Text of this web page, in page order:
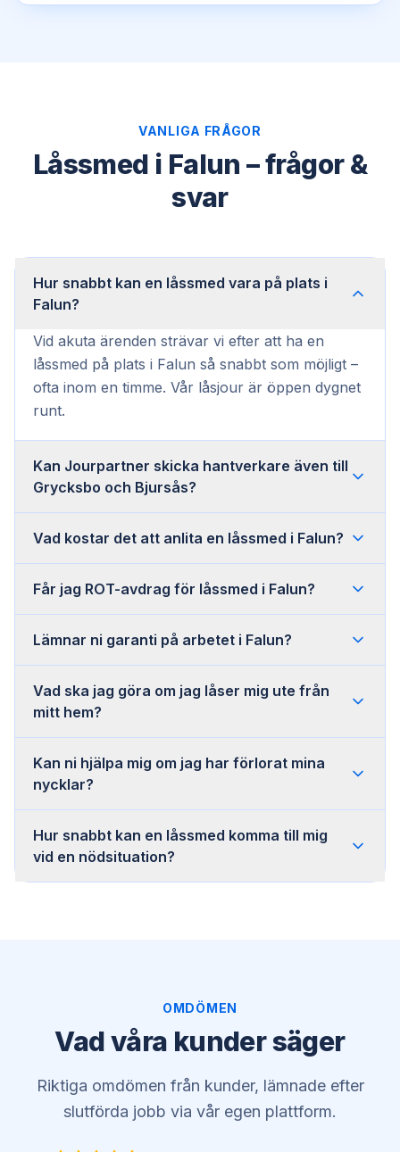
VANLIGA FRÅGOR
Låssmed i Falun – frågor &
svar
Hur snabbt kan en låssmed vara på plats i
Falun?
Vid akuta ärenden strävar vi efter att ha en
låssmed på plats i Falun så snabbt som möjligt –
ofta inom en timme. Vår låsjour är öppen dygnet
runt.
Kan Jourpartner skicka hantverkare även till
Grycksbo och Bjursås?
Vad kostar det att anlita en låssmed i Falun?
Får jag ROT-avdrag för låssmed i Falun?
Lämnar ni garanti på arbetet i Falun?
Vad ska jag göra om jag låser mig ute från
mitt hem?
Kan ni hjälpa mig om jag har förlorat mina
nycklar?
Hur snabbt kan en låssmed komma till mig
vid en nödsituation?
OMDÖMEN
Vad våra kunder säger
Riktiga omdömen från kunder, lämnade efter
slutförda jobb via vår egen plattform.